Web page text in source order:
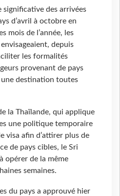
significative des arrivées
d’avril à octobre en
mois de l’année, les
depuis
les formalités
provenant de pays
destination toutes
la Thaïlande, qui applique
une politique temporaire
visa afin d’attirer plus de
de pays cibles, le Sri
opérer de la même
semaines.
du pays a approuvé hier